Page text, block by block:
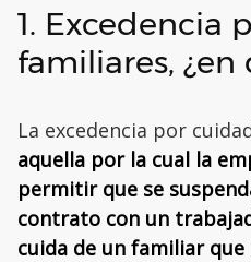
1. Excedencia
familiares, ¿en
La excedencia por
aquella por la cual la
permitir que se
contrato con un
cuida de un familiar